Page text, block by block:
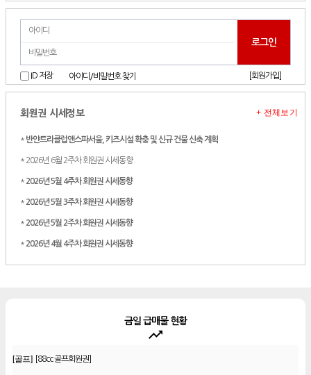
ID 저장 아이디/비밀번호 찾기 [회원가입]
회원권 시세정보
* 반얀트리클럽앤스파서울, 키즈시설 확충 및 신규 건물 신축 계획
* 2026년 6월 2주차 회원권 시세동향
* 2026년 5월 4주차 회원권 시세동향
* 2026년 5월 3주차 회원권 시세동향
* 2026년 5월 2주차 회원권 시세동향
* 2026년 4월 4주차 회원권 시세동향
+ 전체보기
금일 급매물 현황
trending_up
블루원CC 회원권(용인·상주 통합 무기명)
[골프] [88cc 골프회원권]